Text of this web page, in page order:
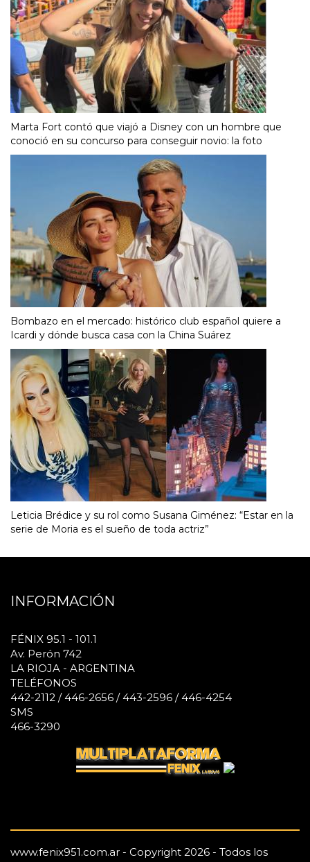
Marta Fort contó que viajó a Disney con un hombre que
conoció en su concurso para conseguir novio: la foto
Bombazo en el mercado: histórico club español quiere a
Icardi y dónde busca casa con la China Suárez
Leticia Brédice y su rol como Susana Giménez: “Estar en la
serie de Moria es el sueño de toda actriz”
INFORMACIÓN
FÉNIX 95.1 - 101.1
Av. Perón 742
LA RIOJA - ARGENTINA
TELÉFONOS
442-2112 / 446-2656 / 443-2596 / 446-4254
SMS
466-3290
www.fenix951.com.ar - Copyright 2026 - Todos los